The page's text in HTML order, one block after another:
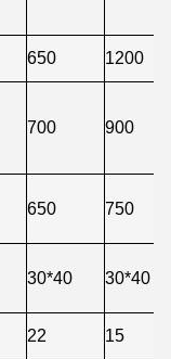
650
1200
700 900
650 750
30*40 30*40
22 15